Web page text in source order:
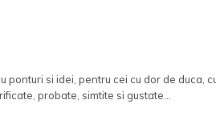
ponturi si idei, pentru cei cu dor de duca,
probate, simtite si gustate...